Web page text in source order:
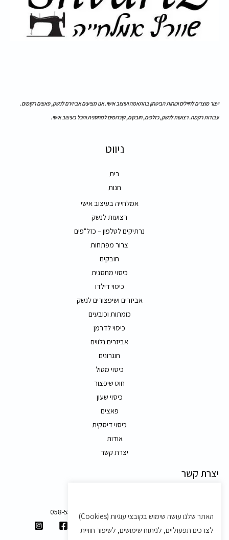
ייצור מוצרים לחיילים וכוחות הביטחון בהתאמה ועיצוב אישי. אנו מציעים אביזירם לנשק, פאצים רקומים.
עבודות רקמה. רצועות לנשק, כזלפים, חובקים, קונדומים למחסנית והכל בעיצוב אישי.
ניווט
בית
חנות
אמלחייה בעיצוב אישי
רצועות לנשק
נרתיקים לטלפון – כזל"פים
צרור מפתחות
חובקים
כיסוי מחסנית
כיסוי דילדו
אביזרים ושיפצורים לנשק
כומתות וכובעים
כיסוי לדרמן
אביזרים נלווים
חוגרונים
כיסוי מטול
חוט שיפצור
כיסוי שעון
פאצים
כיסוי דיסקית
אודות
יצרת קשר
יצרת קשר
058-5557588
shvartz.order@gmail.com
האתר שלנו עושה שימוש בקובצי עוגיות (Cookies)
לצרכים תפעוליים, לניתוח שימושים, לשיפור חוויית